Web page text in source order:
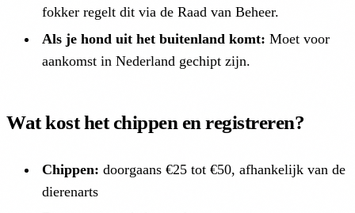
fokker regelt dit via de Raad van Beheer.
Als je hond uit het buitenland komt: Moet voor
aankomst in Nederland gechipt zijn.
Wat kost het chippen en registreren?
Chippen: doorgaans €25 tot €50, afhankelijk van de
dierenarts